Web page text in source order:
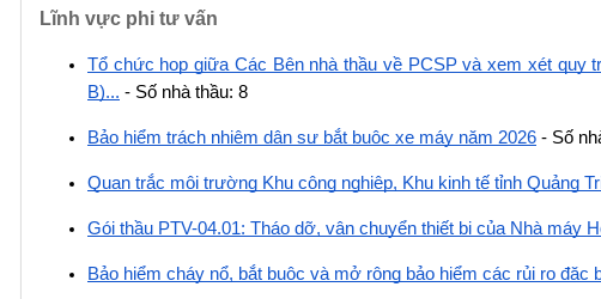
Lĩnh vực phi tư vấn
Tổ chức họp giữa Các Bên nhà thầu về PCSP và xem xét quy
B)... - Số nhà thầu: 8
Bảo hiểm trách nhiệm dân sự bắt buộc xe máy năm 2026 - Số
Quan trắc môi trường Khu công nghiệp, Khu kinh tế tỉnh Quảng
Gói thầu PTV-04.01: Tháo dỡ, vận chuyển thiết bị của Nhà máy
Bảo hiểm cháy nổ, bắt buộc và mở rộng bảo hiểm các rủi ro đặc